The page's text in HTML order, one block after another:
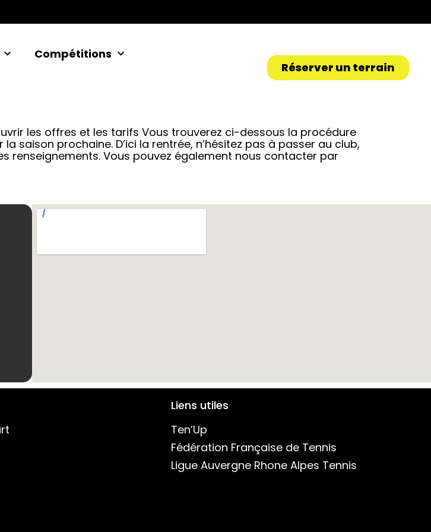
Compétitions
Réserver un terrain
les offres et les tarifs Vous trouverez ci-dessous la procédure
saison prochaine. D’ici la rentrée, n’hésitez pas à passer au club,
renseignements. Vous pouvez également nous contacter par
Liens utiles
Ten’Up
Fédération Française de Tennis
Ligue Auvergne Rhone Alpes Tennis